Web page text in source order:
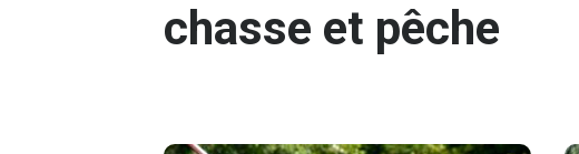
chasse et pêche